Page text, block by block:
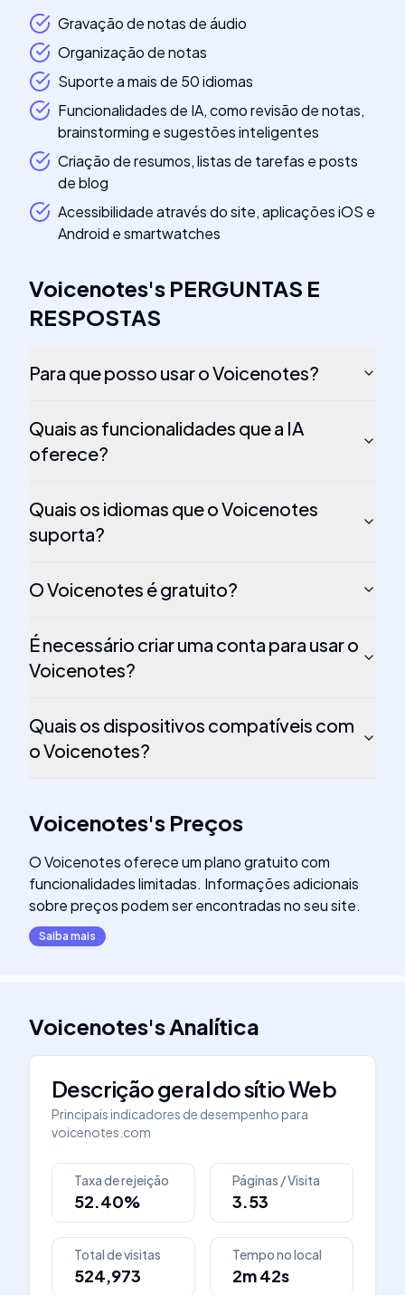
Gravação de notas de áudio
Organização de notas
Suporte a mais de 50 idiomas
Funcionalidades de IA, como revisão de notas,
brainstorming e sugestões inteligentes
Criação de resumos, listas de tarefas e posts
de blog
Acessibilidade através do site, aplicações iOS e
Android e smartwatches
Voicenotes's PERGUNTAS E
RESPOSTAS
Para que posso usar o Voicenotes?
Quais as funcionalidades que a IA
oferece?
Quais os idiomas que o Voicenotes
suporta?
O Voicenotes é gratuito?
É necessário criar uma conta para usar o
Voicenotes?
Quais os dispositivos compatíveis com
o Voicenotes?
Voicenotes's Preços
O Voicenotes oferece um plano gratuito com
funcionalidades limitadas. Informações adicionais
sobre preços podem ser encontradas no seu site.
Saiba mais
Voicenotes'sAnalítica
Descrição geral do sítio Web
Principais indicadores de desempenho para
voicenotes.com
Taxa de rejeição
52.40%
Páginas / Visita
3.53
Total de visitas
524,973
Tempo no local
2m 42s